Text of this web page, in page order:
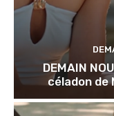
DEMAIN
céladon de